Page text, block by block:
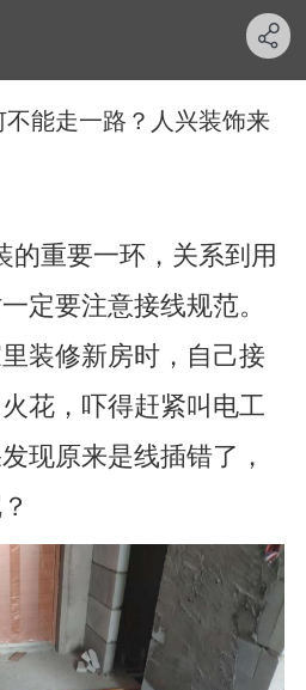
能走一路？人兴装饰来
的重要一环，关系到用
定要注意接线规范。
装修新房时，自己接
花，吓得赶紧叫电工
现原来是线插错了，